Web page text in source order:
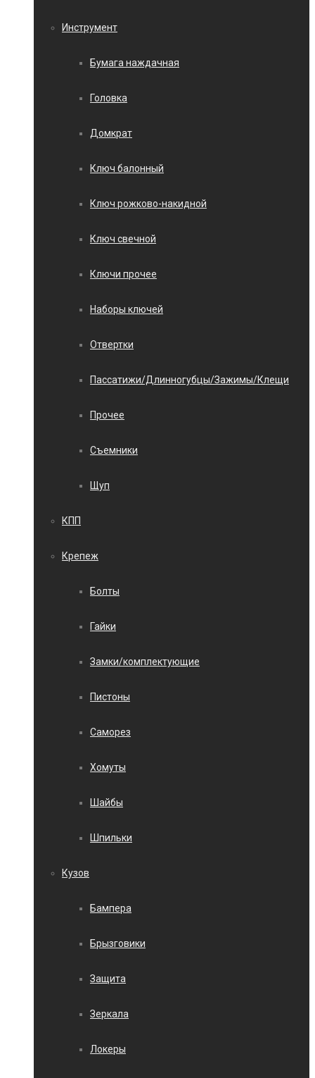
Инструмент
Бумага наждачная
Головка
Домкрат
Ключ балонный
Ключ рожково-накидной
Ключ свечной
Ключи прочее
Наборы ключей
Отвертки
Пассатижи/Длинногубцы/Зажимы/Клещи
Прочее
Съемники
Щуп
КПП
Крепеж
Болты
Гайки
Замки/комплектующие
Пистоны
Саморез
Хомуты
Шайбы
Шпильки
Кузов
Бампера
Брызговики
Защита
Зеркала
Локеры